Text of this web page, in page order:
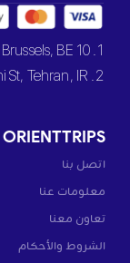
1. 10 Rue d’Albanie, 1060 Brussels, BE
2. L2, 141 Taleghani St, Tehran, IR
ORIENTTRIPS
اتصل بنا
معلومات عنا
تعاون معنا
الشروط والأحكام